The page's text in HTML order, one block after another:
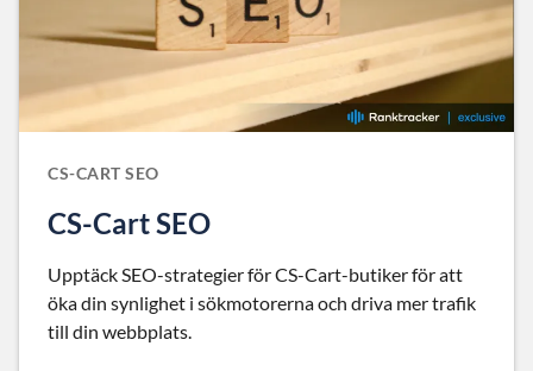
CS-CART SEO
CS-Cart SEO
Upptäck SEO-strategier för CS-Cart-butiker för att
öka din synlighet i sökmotorerna och driva mer trafik
till din webbplats.